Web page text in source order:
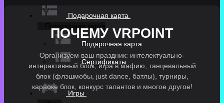
Подарочная карта
Подарочная карта
Cертификаты
Игры
ПОЧЕМУ VRPOINT
Организуем ваш праздник: интелектуально-
интерактивный блок, игра в мафию, танцевальный
блок (флэшмобы, just dance, батлы), турниры,
караоке блок, конкурс талантов и многое другое!